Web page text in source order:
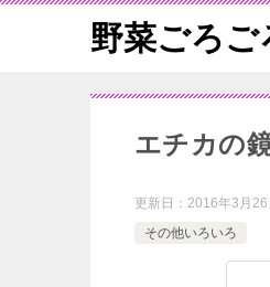
野菜ごろ
エチカの
更新日： 2016年3月26
その他いろいろ